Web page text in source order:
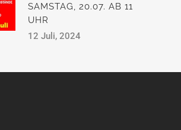
SAMSTAG, 20.07. AB 11
UHR
12 Juli, 2024